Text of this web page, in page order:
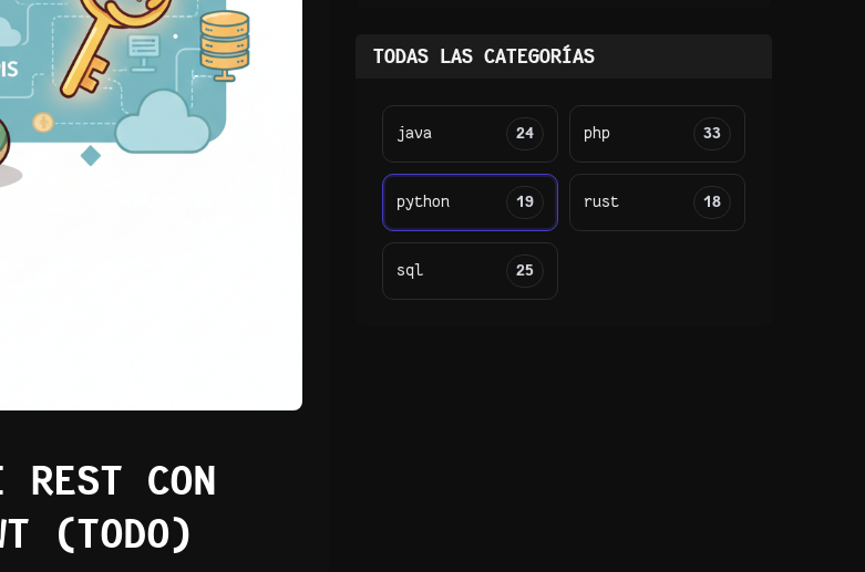
REST CON
(TODO)
TODAS LAS CATEGORÍAS
java 24 php 33
python 19 rust 18
sql 25